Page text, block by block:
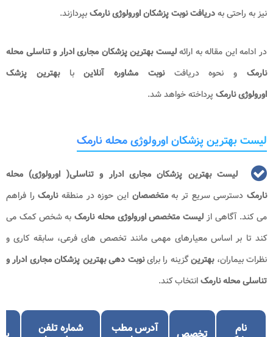
نیز به راحتی بهدریافت نوبت پزشکان اورولوژی نارمکبپردازند.
در ادامه این مقاله به ارائهلیست بهترین پزشکان مجاری ادرار و تناسلی محله
نارمک و نحوه دریافتنوبت مشاوره آنلاینبابهترین پزشک
اورولوژی نارمک پرداخته خواهد شد.
لیست بهترین پزشکان اورولوژی محله نارمک
لیست بهترین پزشکان مجاری ادرار و تناسلی( اورولوژی) محله
نارمک دسترسی سریع تر بهمتخصصان این حوزه در منطقهنارمک را فراهم
می کند. آگاهی از لیست متخصص اورولوژی محله نارمک به شخص کمک می
کند تا بر اساس معیارهای مهمی مانند تخصص های فرعی، سابقه کاری و
نظرات بیماران،بهترینگزینه را براینوبت دهی بهترین پزشکان مجاری ادرار و
تناسلی محله نارمکانتخاب کند.
نام
آدرس مطب
شماره تلفن